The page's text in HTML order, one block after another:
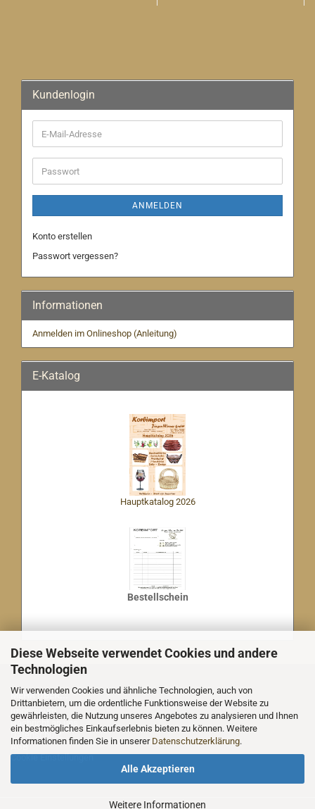
Diese Webseite verwendet Cookies und andere
Technologien
Wir verwenden Cookies und ähnliche Technologien, auch von
Drittanbietern, um die ordentliche Funktionsweise der Website zu
gewährleisten, die Nutzung unseres Angebotes zu analysieren und Ihnen
ein bestmögliches Einkaufserlebnis bieten zu können. Weitere
Informationen finden Sie in unserer Datenschutzerklärung.
Alle Akzeptieren
Weitere Informationen
Kundenlogin
E-
Mail-
Adresse
Passwort
ANMELDEN
Konto erstellen
Passwort vergessen?
Informationen
Anmelden im Onlineshop (Anleitung)
E-Katalog
Hauptkatalog 2026
Bestellschein
MEHR ÜBER...
Impressum
Nachricht an uns
Datenschutz
AGB
Cookie Einstellungen